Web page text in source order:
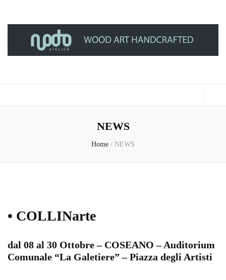
NEWS
Home / NEWS
• COLLINarte
dal 08 al 30 Ottobre – COSEANO – Auditorium
Comunale “La Galetiere” – Piazza degli Artisti